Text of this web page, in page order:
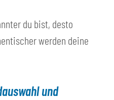
du bist, desto
werden deine
und